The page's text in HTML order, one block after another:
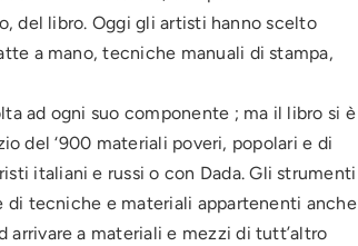
del libro. Oggi gli artisti hanno scelto
a mano, tecniche manuali di stampa,
ad ogni suo componente ; ma il libro si è
del ‘900 materiali poveri, popolari e di
italiani e russi o con Dada. Gli strumenti
di tecniche e materiali appartenenti anche
a materiali e mezzi di tutt’altro